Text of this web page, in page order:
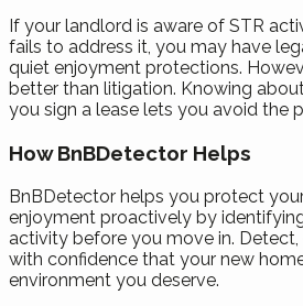
If your landlord is aware of STR
fails to address it, you may have
quiet enjoyment protections.
better than litigation. Knowing
you sign a lease lets you avoid the
How BnBDetector Helps
BnBDetector helps you protect
enjoyment proactively by
activity before you move in.
with confidence that your new
environment you deserve.